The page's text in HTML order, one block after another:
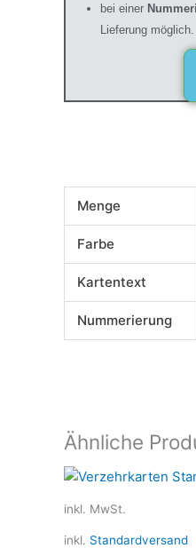
bei einer
Lieferung möglich.
Menge
Farbe
Kartentext
Nummerierung
Ähnliche
inkl. MwSt.
inkl. Standardversand